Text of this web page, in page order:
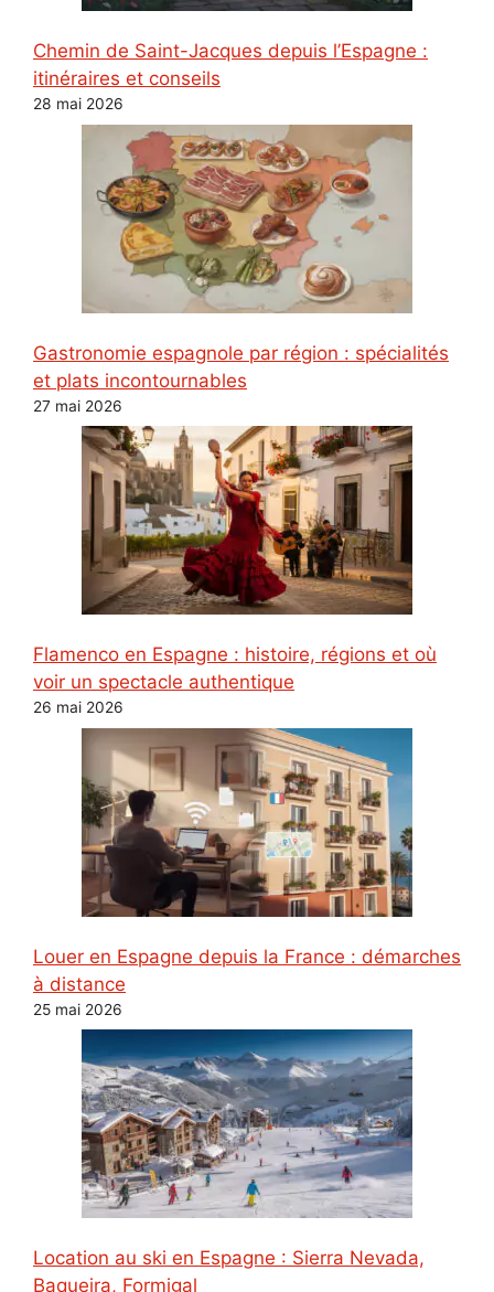
Chemin de Saint-Jacques depuis l’Espagne :
itinéraires et conseils
28 mai 2026
Gastronomie espagnole par région : spécialités
et plats incontournables
27 mai 2026
Flamenco en Espagne : histoire, régions et où
voir un spectacle authentique
26 mai 2026
Louer en Espagne depuis la France : démarches
à distance
25 mai 2026
Location au ski en Espagne : Sierra Nevada,
Baqueira, Formigal